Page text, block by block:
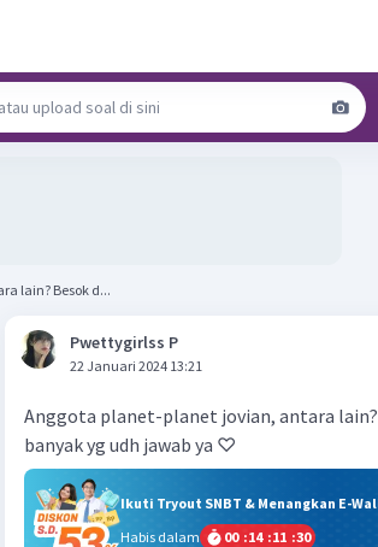
lain? Besok d...
Pwettygirlss P
22 Januari 2024 13:21
Anggota planet-planet jovian, antara
banyak yg udh jawab ya ♡
Ikuti Tryout SNBT & Menangkan E-
Habis dalam
00 :14 :11 :29